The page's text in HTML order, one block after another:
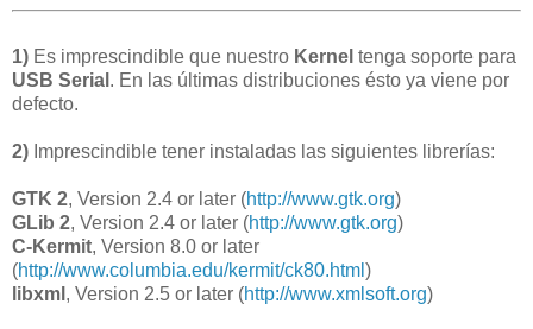
1) Es imprescindible que nuestro Kernel tenga soporte para
USB Serial . En las últimas distribuciones ésto ya viene por
defecto.
2) Imprescindible tener instaladas las siguientes librerías:
GTK 2, Version 2.4 or later (http://www.gtk.org)
GLib 2, Version 2.4 or later (http://www.gtk.org)
C-Kermit, Version 8.0 or later
(http://www.columbia.edu/kermit/ck80.html )
libxml , Version 2.5 or later (http://www.xmlsoft.org)